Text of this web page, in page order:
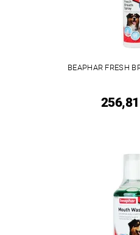
BEAPHAR FRESH